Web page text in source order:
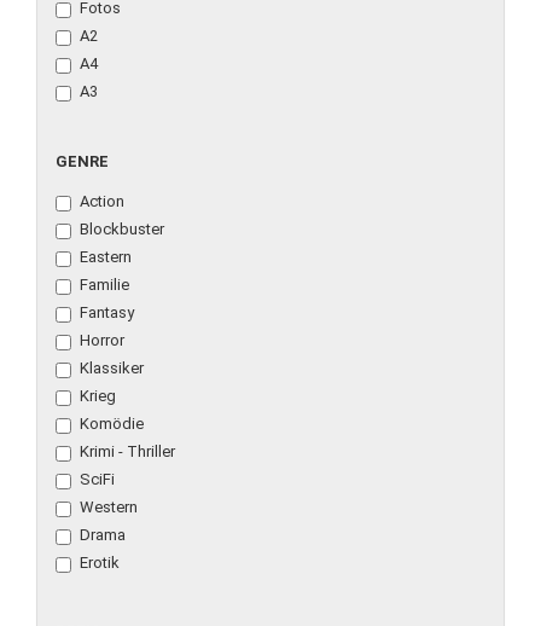
Fotos
A2
A4
A3
GENRE
Action
Blockbuster
Eastern
Familie
Fantasy
Horror
Klassiker
Krieg
Komödie
Krimi - Thriller
SciFi
Western
Drama
Erotik